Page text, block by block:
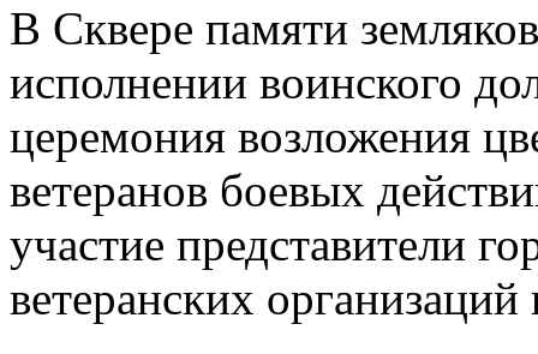
В Сквере памяти
исполнении воинского
церемония возложения
ветеранов боевых
участие представители
ветеранских